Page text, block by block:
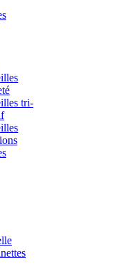
tri-